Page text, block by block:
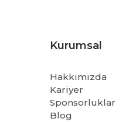
Kurumsal
Hakkımızda
Kariyer
Sponsorluklar
Blog